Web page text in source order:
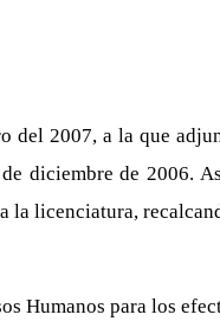
del 2007, a la que
diciembre de 2006.
la licenciatura,
Humanos para los